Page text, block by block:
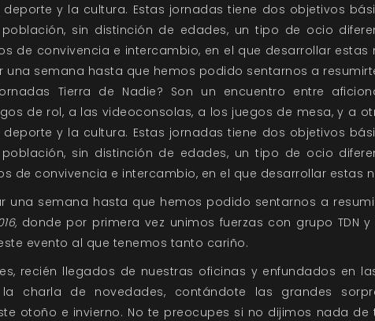
y la cultura. Estas jornadas tiene dos objetivos
sin distinción de edades, un tipo de ocio
de convivencia e intercambio, en el que desarrollar
una semana hasta que hemos podido sentarnos a
Tierra de Nadie? Son un encuentro entre
de rol, a las videoconsolas, a los juegos de mesa, y a
y la cultura. Estas jornadas tiene dos objetivos
sin distinción de edades, un tipo de ocio
de convivencia e intercambio, en el que desarrollar estas
una semana hasta que hemos podido sentarnos a
donde por primera vez unimos fuerzas con grupo TDN
evento al que tenemos tanto cariño.
recién llegados de nuestras oficinas y enfundados en
la charla de novedades, contándote las grandes
otoño e invierno. No te preocupes si no dijimos nada de